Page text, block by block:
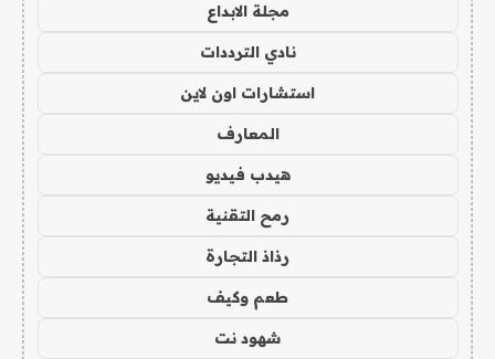
مجلة الابداع
نادي الترددات
استشارات اون لاين
المعارف
هيدب فيديو
رمح التقنية
رذاذ التجارة
طعم وكيف
شهود نت